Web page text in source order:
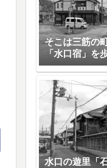
そこは三筋の
「水口宿」を
水口の遊里「